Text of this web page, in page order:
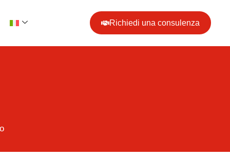
Richiedi una consulenza